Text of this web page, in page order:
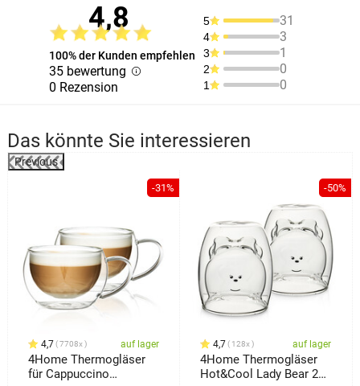
4,8
100% der Kunden empfehlen
35 bewertung
0 Rezension
5 31
4 3
3 1
2 0
1 0
Das könnte Sie interessieren
Previous
-31%
4,7 7708x auf lager
4Home Thermogläser
für Cappuccino
-50%
4,7 128x auf lager
4Home Thermogläser
Hot&Cool Lady Bear 250